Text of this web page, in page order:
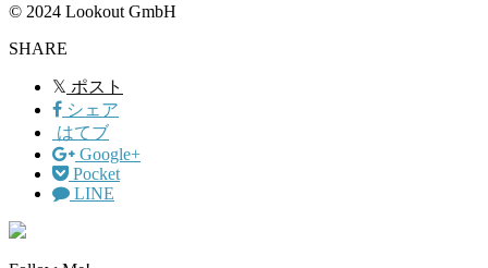
© 2024 Lookout GmbH
SHARE
𝕏 ポスト
シェア
はてブ
Google+
Pocket
LINE